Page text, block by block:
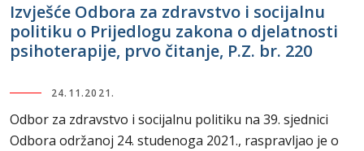
Izvješće Odbora za zdravstvo i socijalnu
politiku o Prijedlogu zakona o djelatnosti
psihoterapije, prvo čitanje, P.Z. br. 220
24.11.2021.
Odbor za zdravstvo i socijalnu politiku na 39. sjednici
Odbora održanoj 24. studenoga 2021., raspravljao je o